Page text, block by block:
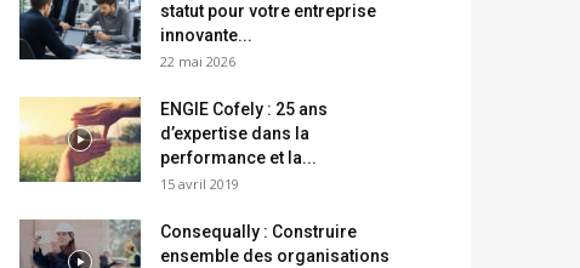
statut pour votre entreprise
innovante...
22 mai 2026
ENGIE Cofely : 25 ans
d’expertise dans la
performance et la...
15 avril 2019
Consequally : Construire
ensemble des organisations